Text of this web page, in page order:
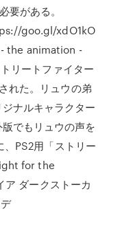
要がある。
goo.gl/xdO1kO
- the animation -
リートファイター
れた。リュウの弟
ナルキャラクター
でもリュウの声を
、PS2用「ストリー
for the
ダークストーカ